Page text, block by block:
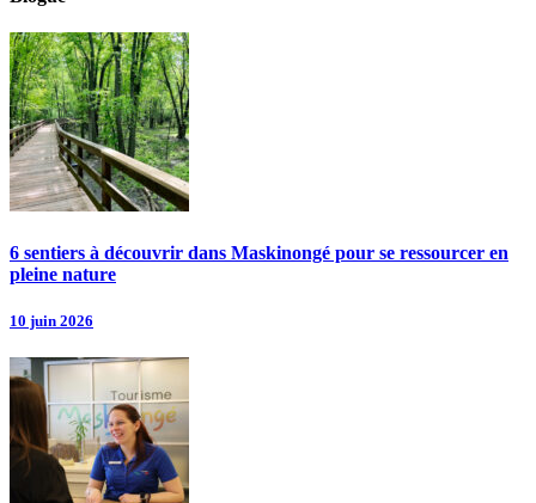
6 sentiers à découvrir dans Maskinongé pour se ressourcer en
pleine nature
10 juin 2026